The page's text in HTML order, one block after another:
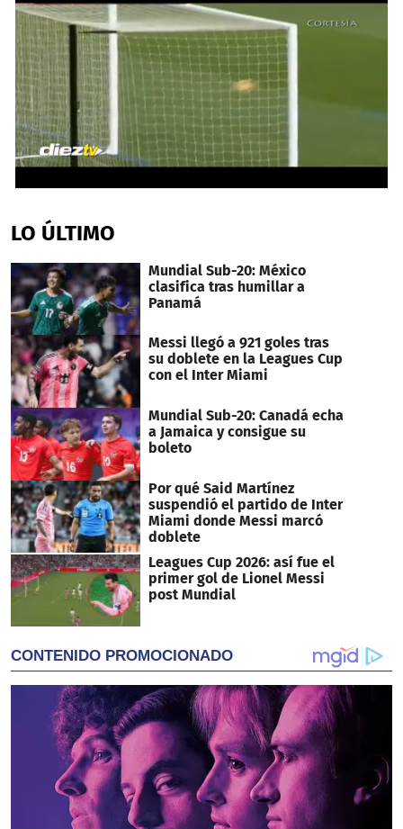
of
48
LO ÚLTIMO
Mundial Sub-20: México
clasifica tras humillar a
Panamá
Messi llegó a 921 goles tras
su doblete en la Leagues Cup
con el Inter Miami
Mundial Sub-20: Canadá echa
a Jamaica y consigue su
boleto
Por qué Said Martínez
suspendió el partido de Inter
Miami donde Messi marcó
doblete
Leagues Cup 2026: así fue el
primer gol de Lionel Messi
post Mundial